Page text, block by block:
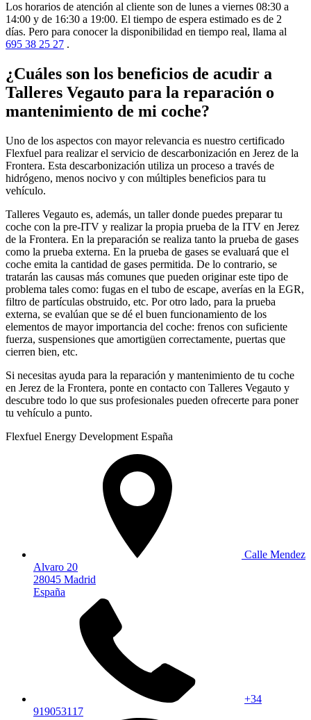
Los horarios de atención al cliente son de lunes a viernes 08:30 a
14:00 y de 16:30 a 19:00. El tiempo de espera estimado es de 2
días. Pero para conocer la disponibilidad en tiempo real, llama al
695 38 25 27 .
¿Cuáles son los beneficios de acudir a
Talleres Vegauto para la reparación o
mantenimiento de mi coche?
Uno de los aspectos con mayor relevancia es nuestro certificado
Flexfuel para realizar el servicio de descarbonización en Jerez de la
Frontera. Esta descarbonización utiliza un proceso a través de
hidrógeno, menos nocivo y con múltiples beneficios para tu
vehículo.
Talleres Vegauto es, además, un taller donde puedes preparar tu
coche con la pre-ITV y realizar la propia prueba de la ITV en Jerez
de la Frontera. En la preparación se realiza tanto la prueba de gases
como la prueba externa. En la prueba de gases se evaluará que el
coche emita la cantidad de gases permitida. De lo contrario, se
tratarán las causas más comunes que pueden originar este tipo de
problema tales como: fugas en el tubo de escape, averías en la EGR,
filtro de partículas obstruido, etc. Por otro lado, para la prueba
externa, se evalúan que se dé el buen funcionamiento de los
elementos de mayor importancia del coche: frenos con suficiente
fuerza, suspensiones que amortigüen correctamente, puertas que
cierren bien, etc.
Si necesitas ayuda para la reparación y mantenimiento de tu coche
en Jerez de la Frontera, ponte en contacto con Talleres Vegauto y
descubre todo lo que sus profesionales pueden ofrecerte para poner
tu vehículo a punto.
Flexfuel Energy Development España
Calle Mendez
Alvaro 20
28045 Madrid
España
+34
919053117